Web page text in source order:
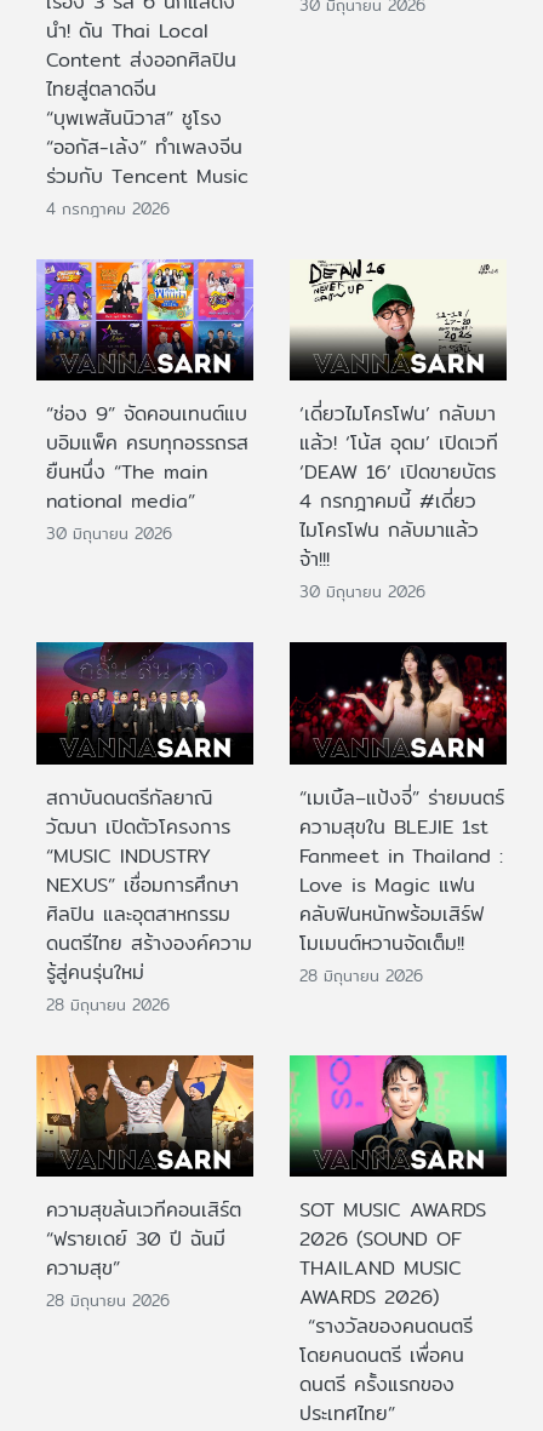
นำ! ดัน Thai Local
Content ส่งออกศิลปิน
ไทยสู่ตลาดจีน
“บุพเพสันนิวาส” ชูโรง
“ออกัส-เล้ง” ทำเพลงจีน
ร่วมกับ Tencent Music
4 กรกฎาคม 2026
“ช่อง 9” จัดคอนเทนต์แบ
บอิมแพ็ค ครบทุกอรรถรส
ยืนหนึ่ง “The main
national media”
30 มิถุนายน 2026
‘เดี่ยวไมโครโฟน’ กลับมา
แล้ว! ‘โน้ส อุดม’ เปิดเวที
‘DEAW 16’ เปิดขายบัตร
4 กรกฎาคมนี้ #เดี่ยว
ไมโครโฟน กลับมาแล้ว
จ้า!!!
30 มิถุนายน 2026
สถาบันดนตรีกัลยาณิ
วัฒนา เปิดตัวโครงการ
“MUSIC INDUSTRY
NEXUS” เชื่อมการศึกษา
ศิลปิน และอุตสาหกรรม
ดนตรีไทย สร้างองค์ความ
รู้สู่คนรุ่นใหม่
28 มิถุนายน 2026
“เมเบิ้ล–แป้งจี่” ร่ายมนตร์
ความสุขใน BLEJIE 1st
Fanmeet in Thailand :
Love is Magic แฟน
คลับฟินหนักพร้อมเสิร์ฟ
โมเมนต์หวานจัดเต็ม!!
28 มิถุนายน 2026
ความสุขล้นเวทีคอนเสิร์ต
“ฟรายเดย์ 30 ปี ฉันมี
ความสุข”
28 มิถุนายน 2026
SOT MUSIC AWARDS
2026 (SOUND OF
THAILAND MUSIC
AWARDS 2026)
“รางวัลของคนดนตรี
โดยคนดนตรี เพื่อคน
ดนตรี ครั้งแรกของ
ประเทศไทย”